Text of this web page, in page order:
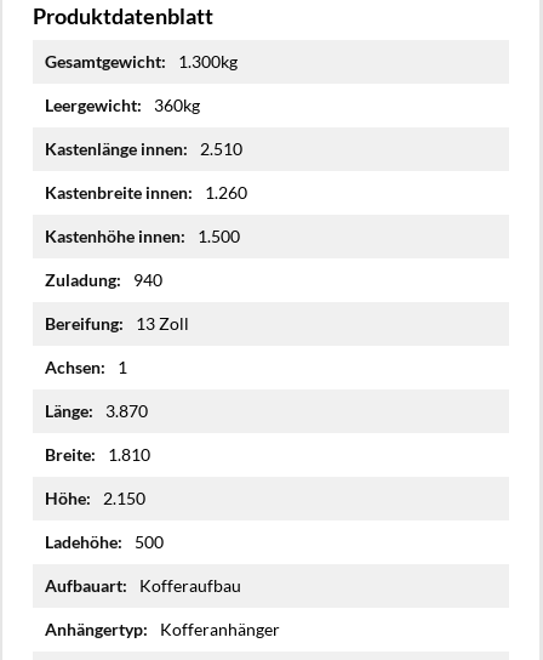
Produktdatenblatt
Informationen
1.300kg
360kg
2.510
1.260
1.500
940
13 Zoll
1
3.870
1.810
2.150
500
Kofferaufbau
Kofferanhänger